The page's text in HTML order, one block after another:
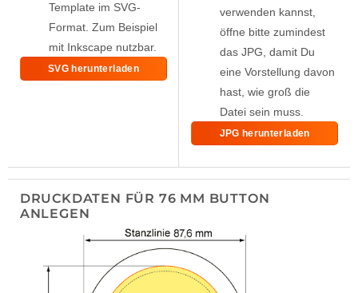
Template im SVG-
Format. Zum Beispiel
mit Inkscape nutzbar.
SVG herunterladen
verwenden kannst,
öffne bitte zumindest
das JPG, damit Du
eine Vorstellung davon
hast, wie groß die
Datei sein muss.
JPG herunterladen
DRUCKDATEN FÜR 76 MM BUTTON
ANLEGEN